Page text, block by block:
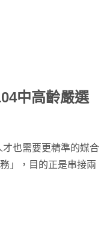
中高齡嚴選
也需要更精準的媒合
」，目的正是串接兩